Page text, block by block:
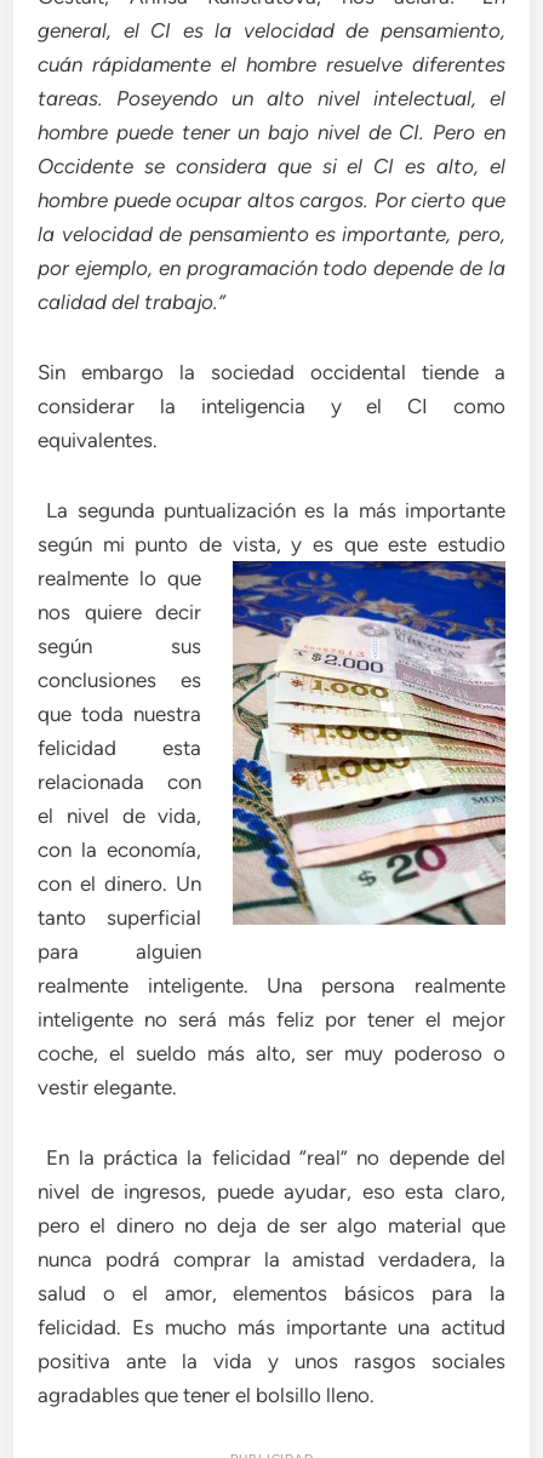
general, el CI es la velocidad de pensamiento,
cuán rápidamente el hombre resuelve diferentes
tareas. Poseyendo un alto nivel intelectual, el
hombre puede tener un bajo nivel de CI. Pero en
Occidente se considera que si el CI es alto, el
hombre puede ocupar altos cargos. Por cierto que
la velocidad de pensamiento es importante, pero,
por ejemplo, en programación todo depende de la
calidad del trabajo.”
Sin embargo la sociedad occidental tiende a
considerar la inteligencia y el CI como
equivalentes.
La segunda puntualización es la más importante
según mi punto de vista, y es que este estudio
realmente lo que
nos quiere decir
según sus
conclusiones es
que toda nuestra
felicidad esta
relacionada con
el nivel de vida,
con la economía,
con el dinero. Un
tanto superficial
para alguien
realmente inteligente. Una persona realmente
inteligente no será más feliz por tener el mejor
coche, el sueldo más alto, ser muy poderoso o
vestir elegante.
En la práctica la felicidad “real” no depende del
nivel de ingresos, puede ayudar, eso esta claro,
pero el dinero no deja de ser algo material que
nunca podrá comprar la amistad verdadera, la
salud o el amor, elementos básicos para la
felicidad. Es mucho más importante una actitud
positiva ante la vida y unos rasgos sociales
agradables que tener el bolsillo lleno.